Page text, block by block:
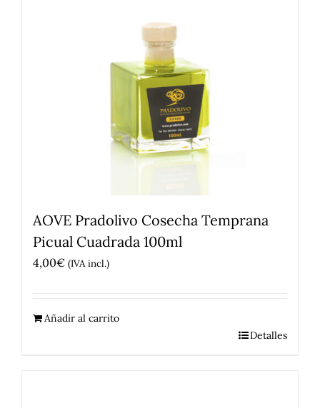
AOVE Pradolivo Cosecha Temprana
Picual Cuadrada 100ml
4,00€ (IVA incl.)
Añadir al carrito
Detalles